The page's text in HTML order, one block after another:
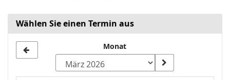
Wählen Sie einen Termin aus
Monat